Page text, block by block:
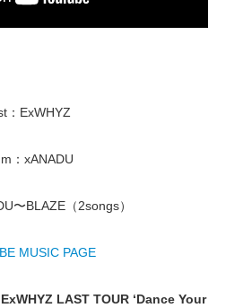
：ExWHYZ
：xANADU
〜BLAZE（2songs）
MUSIC PAGE
LAST TOUR ‘Dance Your